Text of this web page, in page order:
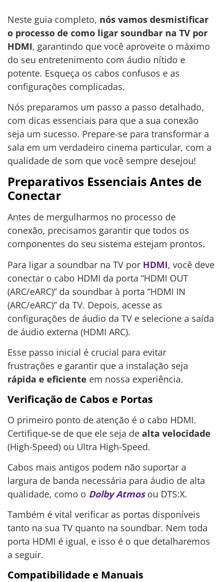
Neste guia completo, nós vamos desmistificar
o processo de como ligar soundbar na TV por
HDMI, garantindo que você aproveite o máximo
do seu entretenimento com áudio nítido e
potente. Esqueça os cabos confusos e as
configurações complicadas.
Nós preparamos um passo a passo detalhado,
com dicas essenciais para que a sua conexão
seja um sucesso. Prepare-se para transformar a
sala em um verdadeiro cinema particular, com a
qualidade de som que você sempre desejou!
Preparativos Essenciais Antes de
Conectar
Antes de mergulharmos no processo de
conexão, precisamos garantir que todos os
componentes do seu sistema estejam prontos.
Para ligar a soundbar na TV por HDMI, você deve
conectar o cabo HDMI da porta “HDMI OUT
(ARC/eARC)” da soundbar à porta “HDMI IN
(ARC/eARC)” da TV. Depois, acesse as
configurações de áudio da TV e selecione a saída
de áudio externa (HDMI ARC).
Esse passo inicial é crucial para evitar
frustrações e garantir que a instalação seja
rápida e eficiente em nossa experiência.
Verificação de Cabos e Portas
O primeiro ponto de atenção é o cabo HDMI.
Certifique-se de que ele seja de alta velocidade
(High-Speed) ou Ultra High-Speed.
Cabos mais antigos podem não suportar a
largura de banda necessária para áudio de alta
qualidade, como o Dolby Atmosou DTS:X.
Também é vital verificar as portas disponíveis
tanto na sua TV quanto na soundbar. Nem toda
porta HDMI é igual, e isso é o que detalharemos
a seguir.
Compatibilidade e Manuais